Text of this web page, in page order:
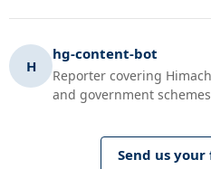
H
hg-content-bot
Reporter covering
and government
Send us